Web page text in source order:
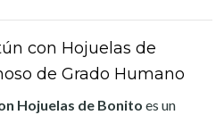
con Hojuelas de
de Grado Humano
Hojuelas de Bonito es un